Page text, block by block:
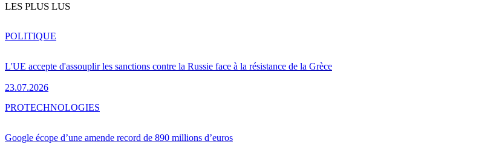
LES PLUS LUS
L'UE accepte d'assouplir les sanctions contre la Russie face à la résistance de la Grèce
23.07.2026
POLITIQUE
Google écope d’une amende record de 890 millions d’euros
PROTECHNOLOGIES